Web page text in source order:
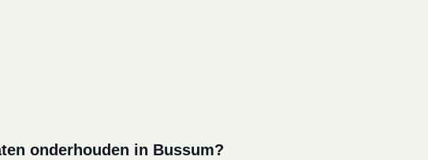
onderhouden in Bussum?